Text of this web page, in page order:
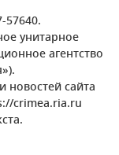
57640.
унитарное
агентство
сайта
crimea.ria.ru